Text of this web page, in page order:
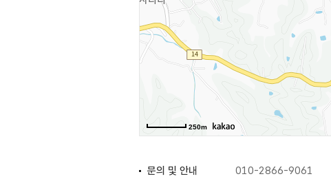
250m
문의 및 안내 010-2866-9061